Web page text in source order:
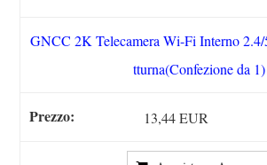
GNCC 2K Telecamera Wi-Fi Interno
tturna(Confezione da 1)
13,44 EUR